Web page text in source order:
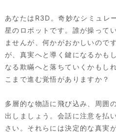
あなたはR3D。奇妙なシミュレ
星のロボットです。誰が操って
ませんが、何かがおかしいので
が、真実へと導く鍵になるかも
なる欺瞞へと落ちていくかもし
こまで進む覚悟がありますか？
多層的な物語に飛び込み、周囲
出しましょう。会話に注意を払
さい。それらには決定的な真実